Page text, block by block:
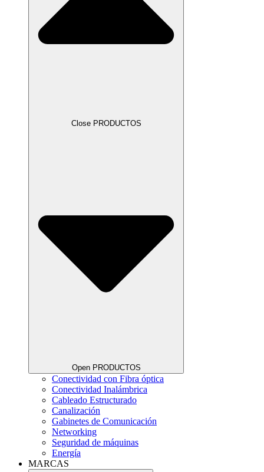
Close PRODUCTOS
Open PRODUCTOS
Conectividad con Fibra óptica
Conectividad Inalámbrica
Cableado Estructurado
Canalización
Gabinetes de Comunicación
Networking
Seguridad de máquinas
Energía
MARCAS